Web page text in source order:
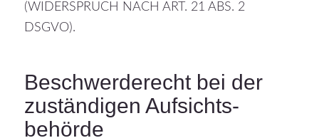
(WIDERSPRUCH NACH ART. 21 ABS. 2
DSGVO).
Beschwerde­recht bei der
zuständigen Aufsichts­
behörde